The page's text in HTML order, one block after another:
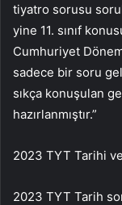
tiyatro sorusu
yine 11. sınıf
Cumhuriyet
sadece bir soru
sıkça konuşulan
hazırlanmıştır.”
2023 TYT Tarihi
2023 TYT Tarih